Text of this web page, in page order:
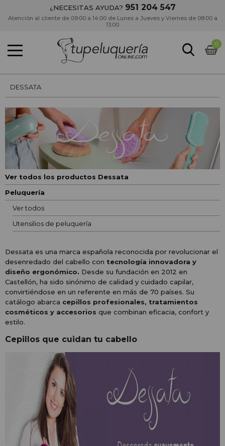
¿NECESITAS AYUDA? 951 204 547
Atención al cliente de 09:00 a 14:00 de Lunes a Jueves y Viernes de 08:00 a
13:00
0
DESSATA
Ver todos los productos Dessata
Peluquería
Ver todos
Utensilios de peluquería
Dessata es una marca española reconocida por revolucionar el
desenredado del cabello con tecnología innovadora y
diseño ergonómico. Desde su fundación en 2012 en
Castellón, ha sido sinónimo de calidad y cuidado capilar,
convirtiéndose en un referente en más de 70 países. Su
catálogo abarca cepillos profesionales, tratamientos
cosméticos y accesorios que combinan eficacia, confort y
estilo.
Cepillos que cuidan tu cabello